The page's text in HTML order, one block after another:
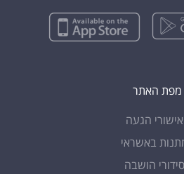
מפת האתר
אישורי הגעה
באשראי
סידורי הושבה